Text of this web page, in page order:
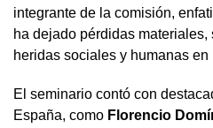
integrante de la comisión,
ha dejado pérdidas
heridas sociales y humanas en
El seminario contó con
España, como Florencio